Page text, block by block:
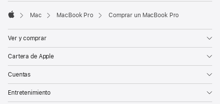
Mac MacBook Pro Comprar un MacBook Pro
Ver y comprar
Cartera de Apple
Cuentas
Entretenimiento